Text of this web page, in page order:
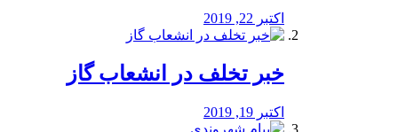
اکتبر 22, 2019
خبر تخلف در انشعاب گاز
اکتبر 19, 2019